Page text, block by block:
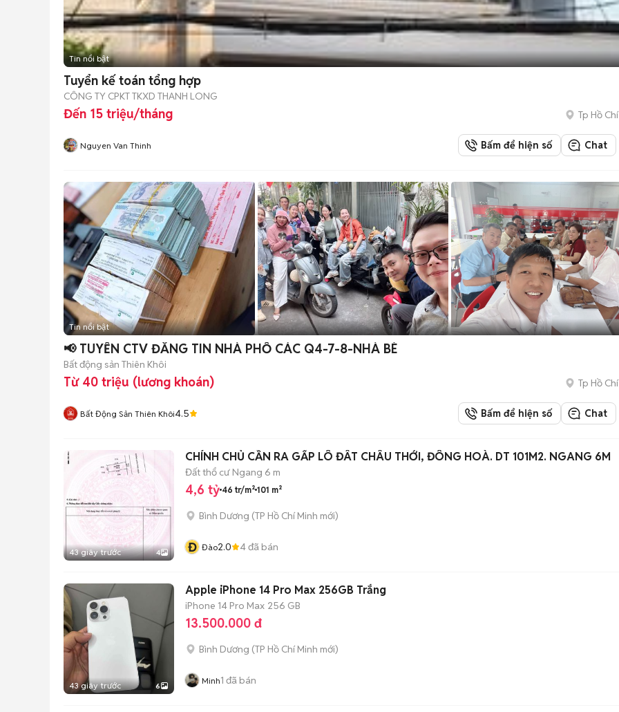
Tin nổi bật
Tuyển kế toán tổng hợp
CÔNG TY CPKT TKXD THANH LONG
Đến 15 triệu/tháng Tp Hồ
Nguyen Van Thinh Bấm để hiện số Chat
Tin nổi bật
📢 TUYỂN CTV ĐĂNG TIN NHÀ PHỐ CÁC Q4-7-8-NHÀ BÈ
Bất động sản Thiên Khôi
Từ 40 triệu (lương khoán) Tp Hồ
Bất Động Sản Thiên Khôi4.5 Bấm để hiện số Chat
43 giây trước 4
CHÍNH CHỦ CẦN RA GẤP LÔ ĐÂT CHÂU THỚI, ĐÔNG HOÀ. DT 101M2. NGANG 6M
Đất thổ cư Ngang 6 m
4,6 tỷ 46 tr/m² 101 m²
Bình Dương (TP Hồ Chí Minh mới)
Đ Đào2.0 4đã bán
43 giây trước 6
Apple iPhone 14 Pro Max 256GB Trắng
iPhone 14 Pro Max 256 GB
13.500.000 đ
Bình Dương (TP Hồ Chí Minh mới)
Minh1 đã bán